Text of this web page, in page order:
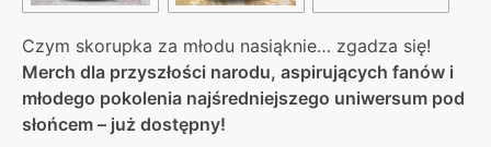
Czym skorupka za młodu nasiąknie… zgadza się!
Merch dla przyszłości narodu, aspirujących fanów i
młodego pokolenia najśredniejszego uniwersum pod
słońcem – już dostępny!